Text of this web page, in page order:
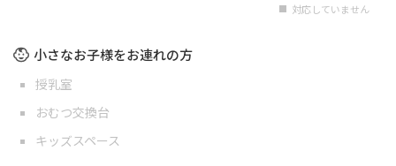
■ 対応していません
小さなお子様をお連れの方
授乳室
おむつ交換台
キッズスペース